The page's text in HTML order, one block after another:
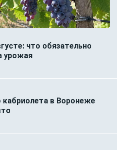
что обязательно
урожая
в Воронеже